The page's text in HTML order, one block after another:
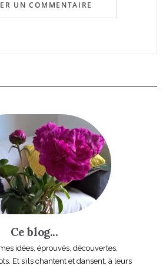
Ce blog...
idées, éprouvés, découvertes,
Et s’ils chantent et dansent, à leurs